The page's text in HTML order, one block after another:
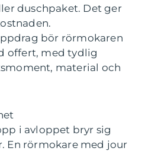
duschpaket. Det ger
bör rörmokaren
offert, med tydlig
material och
i avloppet bryr sig
En rörmokare med jour